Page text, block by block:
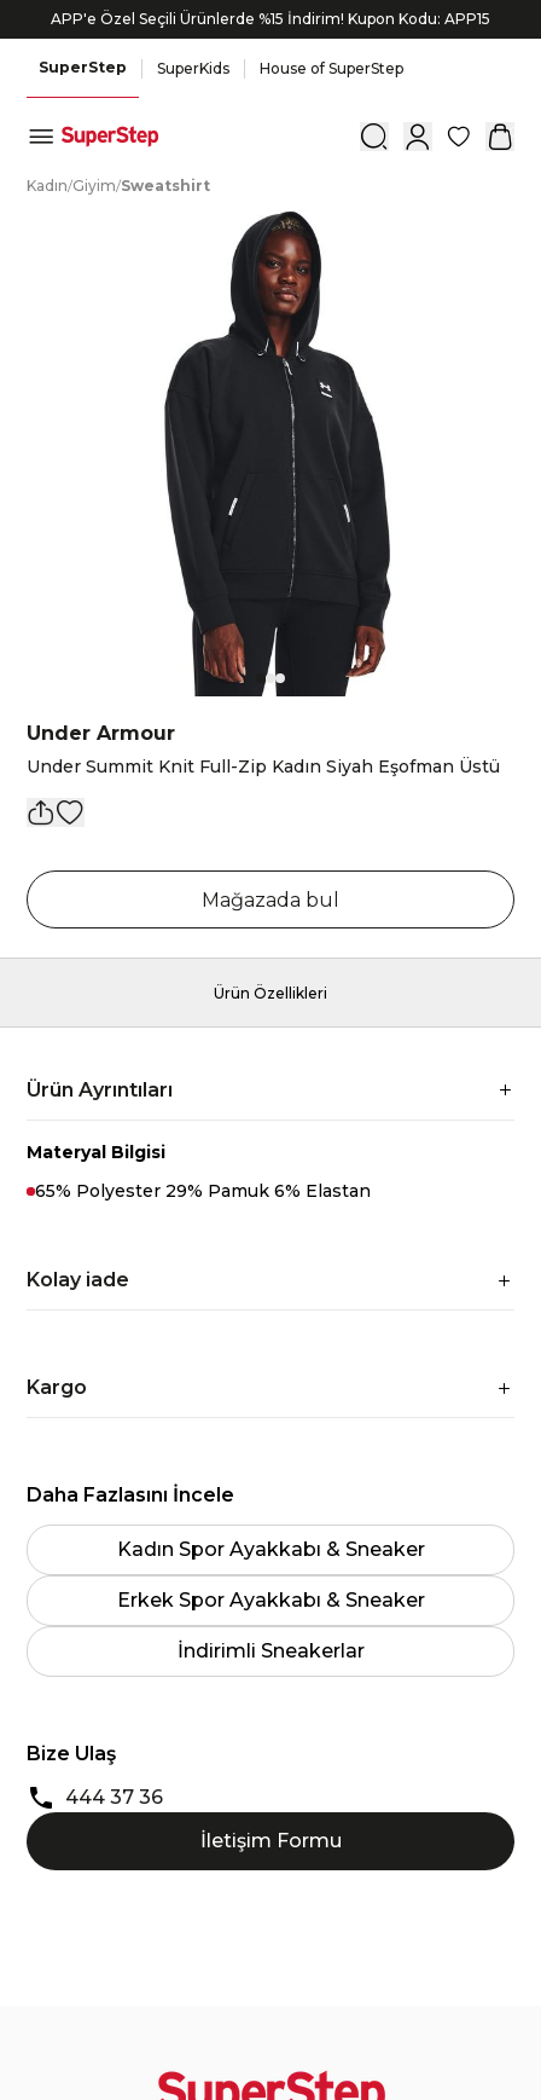
APP'e Özel Seçili Ürünlerde %15 İndirim! Kupon Kodu: APP15
SuperStep SuperKids House of SuperStep
0
Kadın/Giyim/Sweatshirt
Under Armour
Under Summit Knit Full-Zip Kadın Siyah Eşofman Üstü
Mağazada bul
Ürün Özellikleri
Ürün Ayrıntıları
Materyal Bilgisi
65% Polyester 29% Pamuk 6% Elastan
Kolay iade
Kargo
Daha Fazlasını İncele
Kadın Spor Ayakkabı & Sneaker
Erkek Spor Ayakkabı & Sneaker
İndirimli Sneakerlar
Bize Ulaş
444 37 36
İletişim Formu